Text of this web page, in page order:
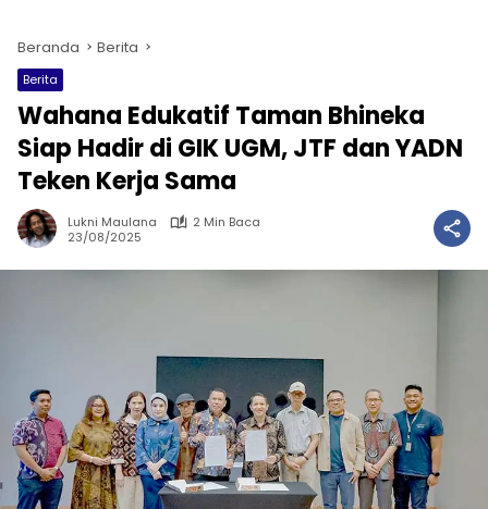
Beranda Berita
Berita
Wahana Edukatif Taman Bhineka
Siap Hadir di GIK UGM, JTF dan YADN
Teken Kerja Sama
Lukni Maulana
2 Min Baca
23/08/2025